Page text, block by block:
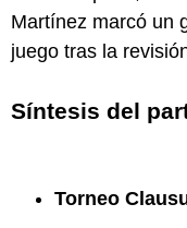
Martínez marcó un
juego tras la
Síntesis del
Torneo